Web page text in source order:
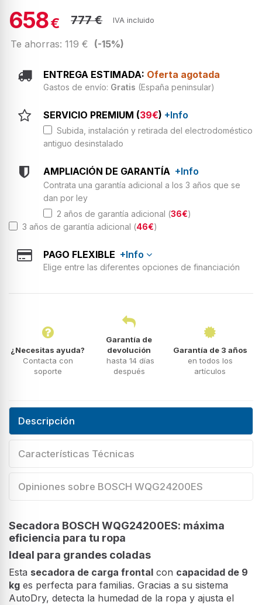
658€ 777 € IVA incluido
Te ahorras: 119 € (-15%)
ENTREGA ESTIMADA: Oferta agotada
Gastos de envío: Gratis (España peninsular)
SERVICIO PREMIUM (39€) +Info
Subida, instalación y retirada del electrodoméstico
antiguo desinstalado
AMPLIACIÓN DE GARANTÍA +Info
Contrata una garantía adicional a los 3 años que se
dan por ley
2 años de garantía adicional (36€)
3 años de garantía adicional (46€)
PAGO FLEXIBLE +Info
Elige entre las diferentes opciones de financiación
¿Necesitas ayuda?
Contacta con
soporte
Garantía de
devolución
hasta 14 días
después
Garantía de 3 años
en todos los
artículos
Descripción
Características Técnicas
Opiniones sobre BOSCH WQG24200ES
Secadora BOSCH WQG24200ES: máxima
eficiencia para tu ropa
Ideal para grandes coladas
Esta secadora de carga frontal con capacidad de 9
kg es perfecta para familias. Gracias a su sistema
AutoDry, detecta la humedad de la ropa y ajusta el